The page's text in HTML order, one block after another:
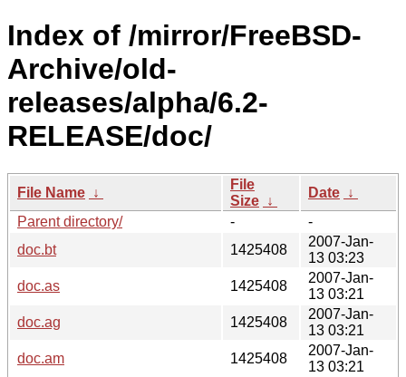
Index of /mirror/FreeBSD-
Archive/old-
releases/alpha/6.2-
RELEASE/doc/
File Name ↓
File
Size ↓
Date ↓
Parent directory/
-
-
doc.bt
1425408
2007-Jan-
13 03:23
doc.as
1425408
2007-Jan-
13 03:21
doc.ag
1425408
2007-Jan-
13 03:21
doc.am
1425408
2007-Jan-
13 03:21